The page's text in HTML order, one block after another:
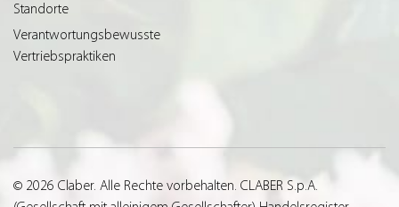
Standorte
Verantwortungsbewusste
Vertriebspraktiken
© 2026 Claber. Alle Rechte vorbehalten. CLABER S.p.A.